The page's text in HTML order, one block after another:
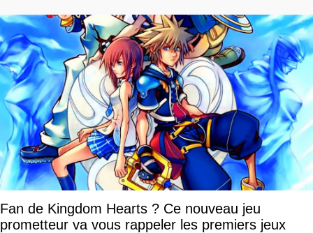
Fan de Kingdom Hearts ? Ce nouveau jeu
prometteur va vous rappeler les premiers jeux